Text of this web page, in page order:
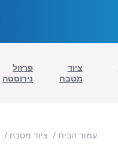
ציוד
מטבח
פרזול
נירוסטה
עמוד הבית ציוד מטבח